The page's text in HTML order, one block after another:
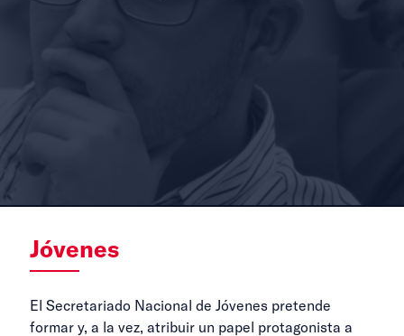
Jóvenes
El Secretariado Nacional de Jóvenes pretende
formar y, a la vez, atribuir un papel protagonista a